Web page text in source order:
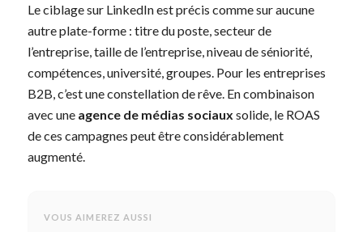
Le ciblage sur LinkedIn est précis comme sur aucune
autre plate-forme : titre du poste, secteur de
l’entreprise, taille de l’entreprise, niveau de séniorité,
compétences, université, groupes. Pour les entreprises
B2B, c’est une constellation de rêve. En combinaison
avec une agence de médias sociaux solide, le ROAS
de ces campagnes peut être considérablement
augmenté.
VOUS AIMEREZ AUSSI